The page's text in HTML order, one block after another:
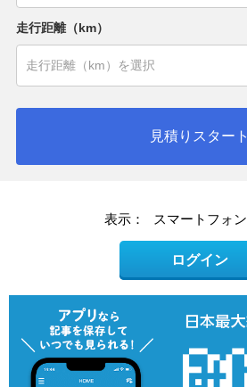
走行距離（km）
見積りスタート
表示： スマートフォン
ログイン